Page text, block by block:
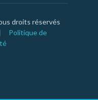
droits réservés
Politique de